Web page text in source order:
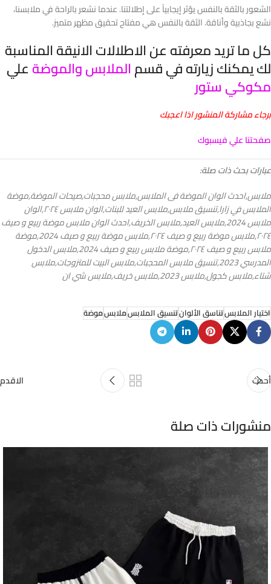
الشعور بالثقة بالنفس يؤثر إيجابياً على إطلالتنا. عندما نشعر بالراحة في ملابسنا،
نشع بجاذبية وأناقة. الثقة بالنفس هي مفتاح تحقيق مظهر متميز.
كل ما تريد معرفته عن الاطلالات الانيقة المناسبة
لك يمكنك زيارته في قسمالملابس والموضةعلي
مكوكي ستور
برجاء مشاركة المنشور اذا اعجبك
صفحتنا علي فيسبوك
عبارات بحث ذات صلة:
ملابس,احدث الوان الموضة فى الملابس,ملابس محجبات,صيحات الموضة,موضة
الملابس في زارا,تنسيق ملابس,ملابس العيد للبنات,الوان ملابس ٢٠٢٤,الوان
ملابس 2024,ملابس العيد,ملابس الخريف,احدث الوان ملابس موضة ربيع و صيف
٢٠٢٤,ملابس موضة ربيع و صيف ٢٠٢٤,ملابس موضة ربيع و صيف 2024,موضة
ملابس ربيع و صيف ٢٠٢٤,موضة ملابس ربيع و صيف 2024,ملابس الدخول
المدرسي 2023,تنسيق ملابس المحجبات,ملابس البيت للمتزوجات,ملابس
شتاء,ملابس كجول,ملابس 2023,ملابس خريف,ملابس شي ان
اختيار الملابستناسق الألوانتنسيق الملابسملابسموضة
أحدث الاقدم
منشورات ذات صلة